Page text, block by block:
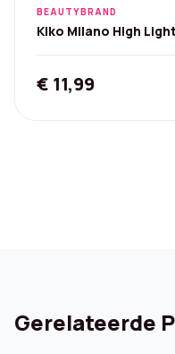
BEAUTYBRAND
Kiko Milano High
€ 11,99
Gerelateerde